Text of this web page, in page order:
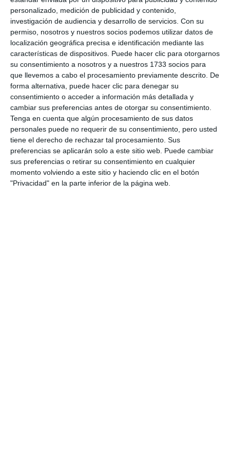
personalizado, medición de publicidad y contenido,
investigación de audiencia y desarrollo de servicios. Con su
permiso, nosotros y nuestros socios podemos utilizar datos de
localización geográfica precisa e identificación mediante las
características de dispositivos. Puede hacer clic para otorgarnos
su consentimiento a nosotros y a nuestros 1733 socios para
que llevemos a cabo el procesamiento previamente descrito. De
forma alternativa, puede hacer clic para denegar su
consentimiento o acceder a información más detallada y
cambiar sus preferencias antes de otorgar su consentimiento.
Tenga en cuenta que algún procesamiento de sus datos
personales puede no requerir de su consentimiento, pero usted
tiene el derecho de rechazar tal procesamiento. Sus
preferencias se aplicarán solo a este sitio web. Puede cambiar
sus preferencias o retirar su consentimiento en cualquier
momento volviendo a este sitio y haciendo clic en el botón
"Privacidad" en la parte inferior de la página web.